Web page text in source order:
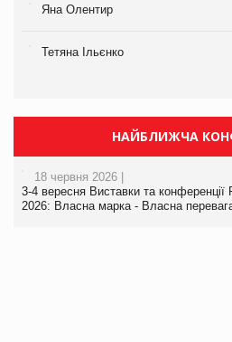
Яна Олентир
Тетяна Ільєнко
НАЙБЛИЖЧА
18 червня 2026 |
3-4 вересня Виставки та
2026: Власна марка - Власна